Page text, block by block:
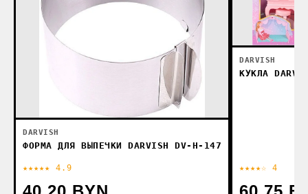
DARVISH
ФОРМА ДЛЯ ВЫПЕЧКИ DARVISH DV-H-147
★★★★★ 4.9
DARVISH
КУКЛА
★★★★☆ 4